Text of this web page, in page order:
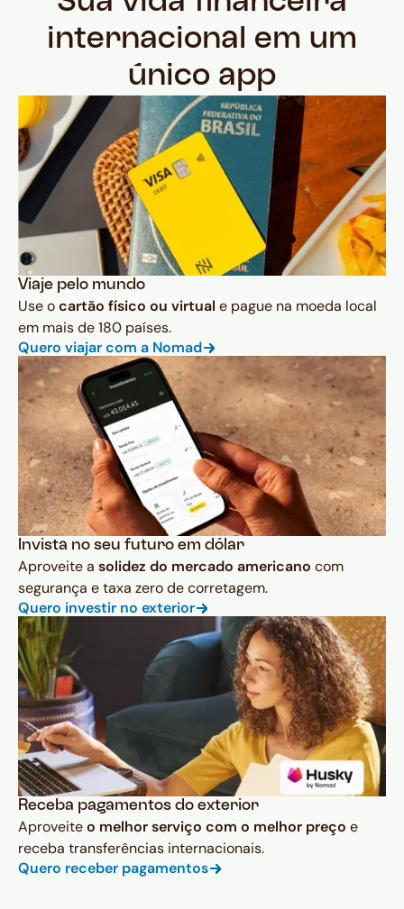
internacional em um
único app
Viaje pelo mundo
Use ocartão físico ou virtual e pague na moeda local
em mais de 180 países.
Quero viajar com a Nomad
Invista no seu futuro em dólar
Aproveite a solidez do mercado americano com
segurança e taxa zero de corretagem.
Quero investir no exterior
Receba pagamentos do exterior
Aproveiteo melhor serviço com o melhor preço e
receba transferências internacionais.
Quero receber pagamentos